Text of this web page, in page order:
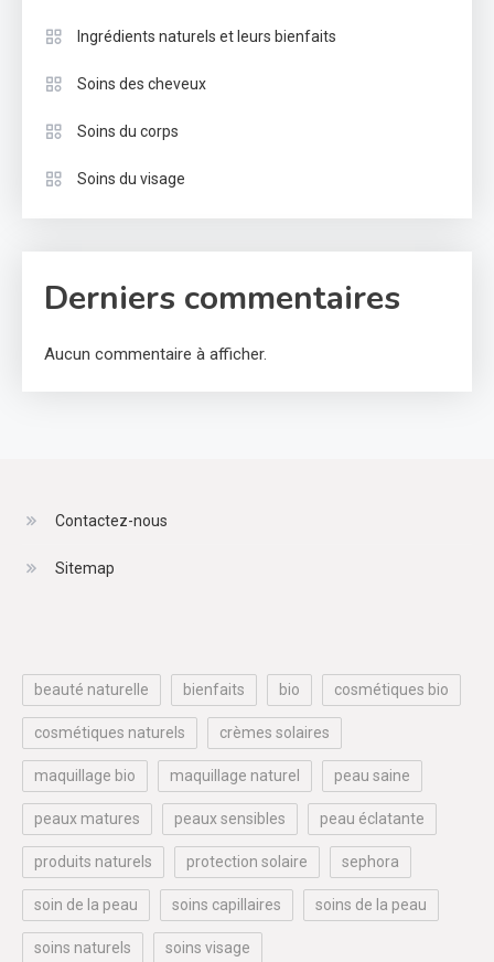
Ingrédients naturels et leurs bienfaits
Soins des cheveux
Soins du corps
Soins du visage
Derniers commentaires
Aucun commentaire à afficher.
Contactez-nous
Sitemap
beauté naturelle bienfaits bio cosmétiques bio
cosmétiques naturels crèmes solaires
maquillage bio maquillage naturel peau saine
peaux matures peaux sensibles peau éclatante
produits naturels protection solaire sephora
soin de la peau soins capillaires soins de la peau
soins naturels soins visage